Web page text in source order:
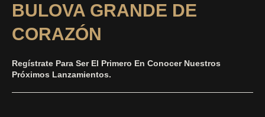
BULOVA GRANDE DE
CORAZÓN
Regístrate Para Ser El Primero En Conocer Nuestros
Próximos Lanzamientos.